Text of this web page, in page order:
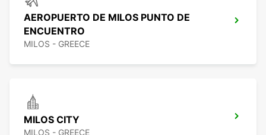
AEROPUERTO DE MILOS PUNTO DE
ENCUENTRO
MILOS - GREECE
MILOS CITY
MILOS - GREECE